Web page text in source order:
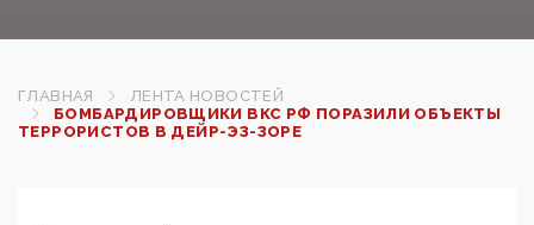
ГЛАВНАЯ
ЛЕНТА НОВОСТЕЙ
БОМБАРДИРОВЩИКИ ВКС РФ ПОРАЗИЛИ ОБЪЕКТЫ
ТЕРРОРИСТОВ В ДЕЙР-ЭЗ-ЗОРЕ‍